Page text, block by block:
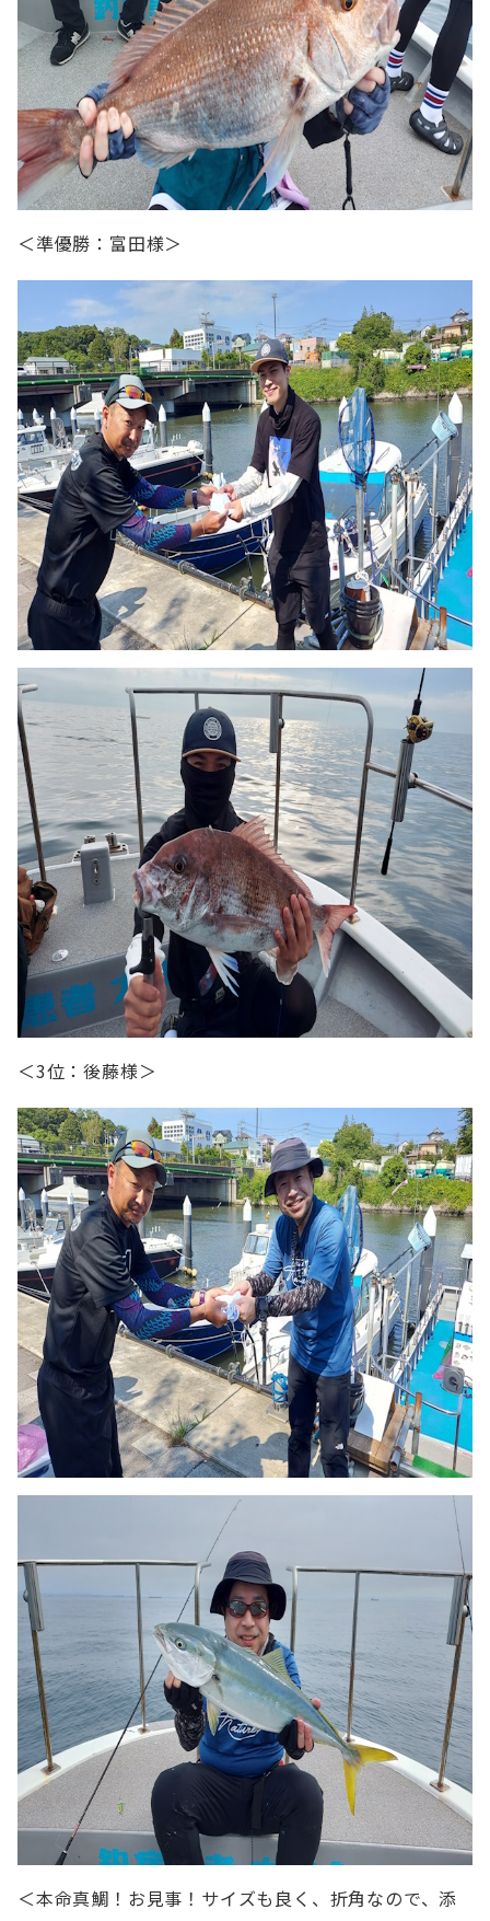
＜準優勝：富田様＞
＜3位：後藤様＞
＜本命真鯛！お見事！サイズも良く、折角なので、添